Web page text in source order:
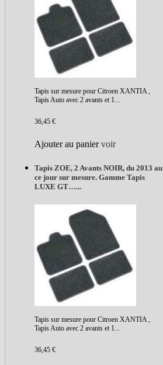
Tapis sur mesure pour Citroen XANTIA ,
Tapis Auto avec 2 avants et 1...
36,45 €
Ajouter au panier voir
Tapis ZOE, 2 Avants NOIR, du 2013 au
ce jour sur mesure. Gamme Tapis
LUXE GT…...
Tapis sur mesure pour Citroen XANTIA ,
Tapis Auto avec 2 avants et 1...
36,45 €